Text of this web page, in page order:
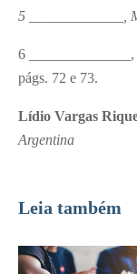
5 _____________,
6
págs. 72 e 73.
Lídio Vargas
Argentina
Leia também